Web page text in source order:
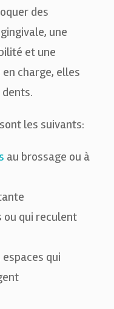
des
une
et une
charge, elles
les suivants:
au brossage ou à
ou qui reculent
qui